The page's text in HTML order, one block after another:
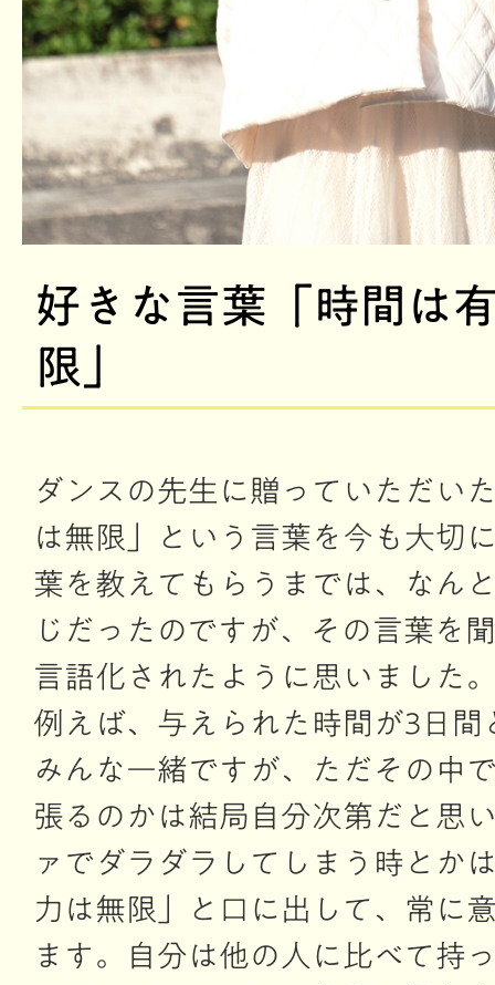
好きな言葉「時間は
限」
ダンスの先生に贈っていただい
は無限」という言葉を今も大切
葉を教えてもらうまでは、なん
じだったのですが、その言葉を
言語化されたように思いました
例えば、与えられた時間が3日
みんな一緒ですが、ただその中
張るのかは結局自分次第だと思
ァでダラダラしてしまう時とか
力は無限」と口に出して、常に
ます。自分は他の人に比べて持